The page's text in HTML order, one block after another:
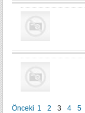
Önceki 1 2 3 4 5